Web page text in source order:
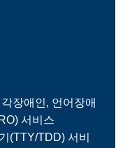
장애인, 언어장애
서비스
(TTY/TDD) 서비